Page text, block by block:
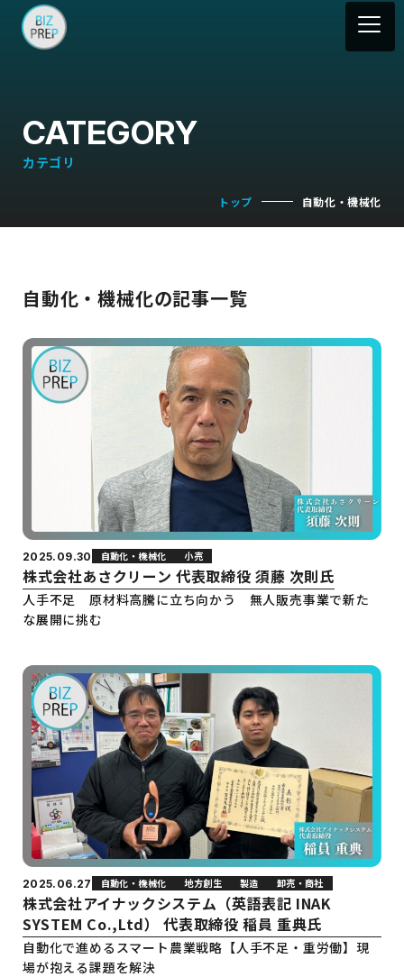
CATEGORY
カテゴリ
トップ 自動化・機械化
自動化・機械化の記事一覧
2025.09.30 自動化・機械化 小売
株式会社あさクリーン 代表取締役 須藤 次則氏
人手不足 原材料高騰に立ち向かう 無人販売事業で新た
な展開に挑む
2025.06.27 自動化・機械化 地方創生 製造 卸売・商社
株式会社アイナックシステム（英語表記 INAK
SYSTEM Co.,Ltd） 代表取締役 稲員 重典氏
自動化で進めるスマート農業戦略【人手不足・重労働】現
場が抱える課題を解決